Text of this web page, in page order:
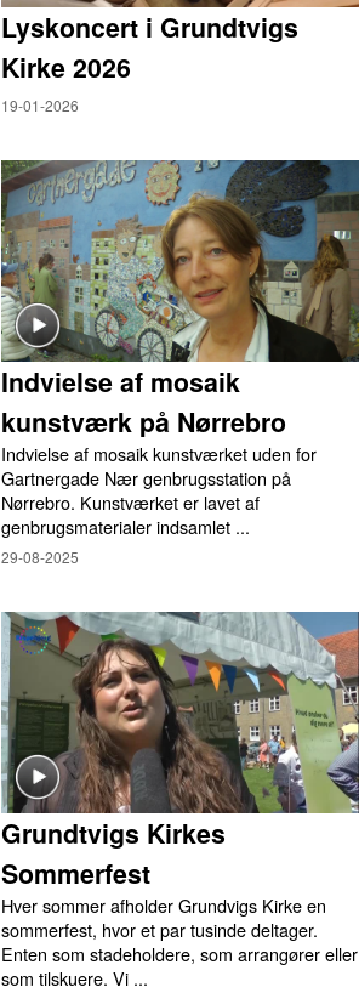
Lyskoncert i Grundtvigs
Kirke 2026
19-01-2026
Indvielse af mosaik
kunstværk på Nørrebro
Indvielse af mosaik kunstværket uden for
Gartnergade Nær genbrugsstation på
Nørrebro. Kunstværket er lavet af
genbrugsmaterialer indsamlet ...
29-08-2025
Grundtvigs Kirkes
Sommerfest
Hver sommer afholder Grundvigs Kirke en
sommerfest, hvor et par tusinde deltager.
Enten som stadeholdere, som arrangører eller
som tilskuere. Vi ...